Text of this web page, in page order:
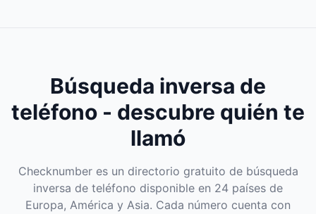
Búsqueda inversa de
teléfono - descubre quién te
llamó
Checknumber es un directorio gratuito de búsqueda
inversa de teléfono disponible en 24 países de
Europa, América y Asia. Cada número cuenta con